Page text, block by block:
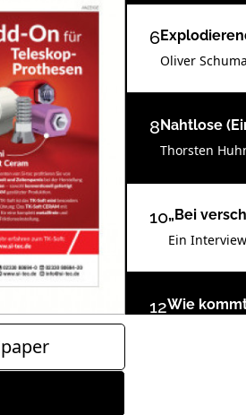
6
Oliver
8Nahtlose
Thorsten
10„Bei
Ein
12Wie